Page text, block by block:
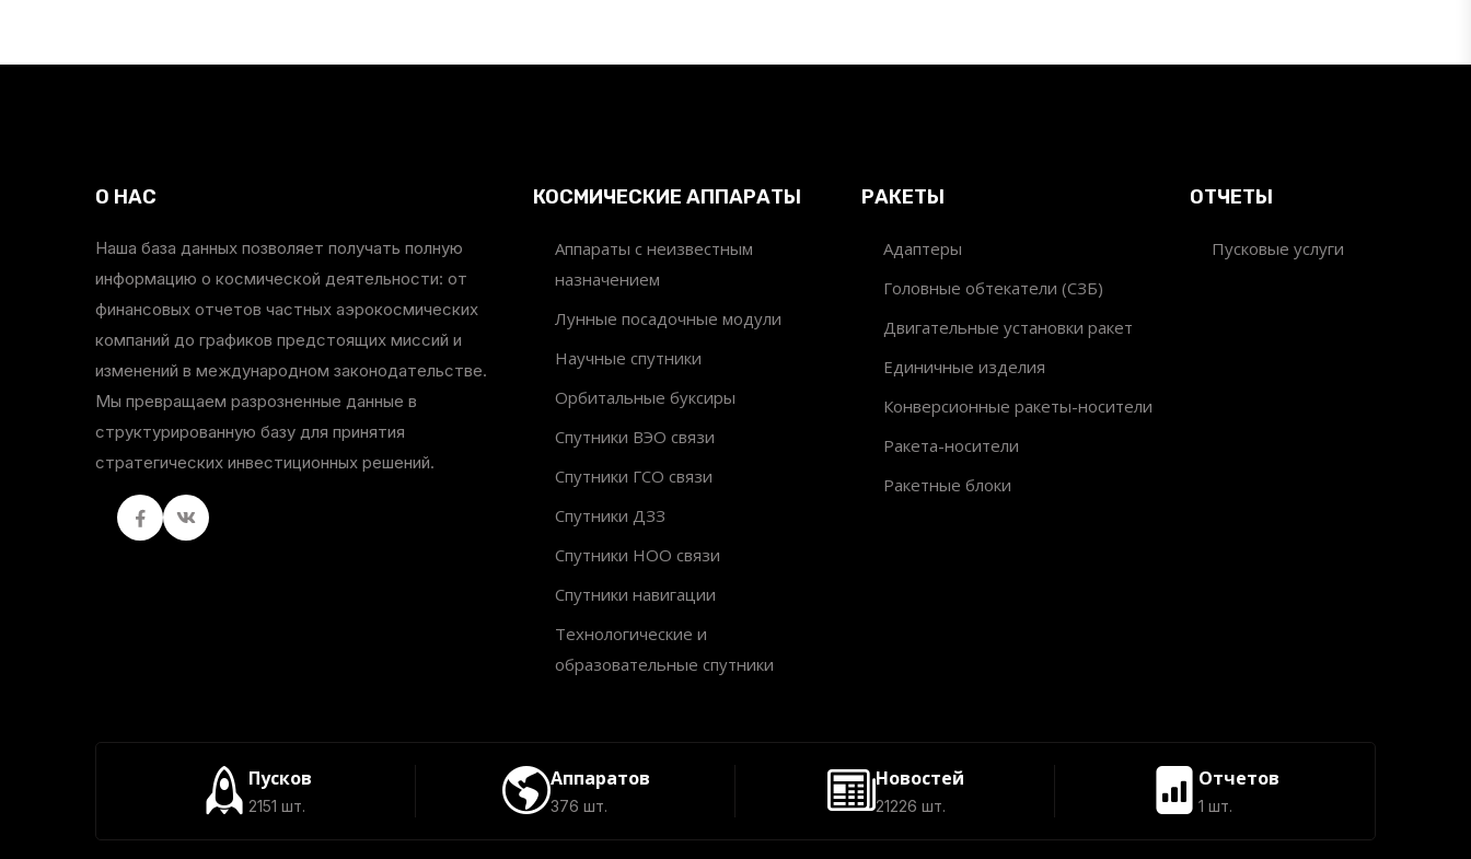
О НАС
Наша база данных позволяет получать полную
информацию о космической деятельности: от
финансовых отчетов частных аэрокосмических
компаний до графиков предстоящих миссий и
изменений в международном законодательстве.
Мы превращаем разрозненные данные в
структурированную базу для принятия
стратегических инвестиционных решений.
FacebookвКонтакте
КОСМИЧЕСКИЕ АППАРАТЫ
Аппараты с неизвестным
назначением
Лунные посадочные модули
Научные спутники
Орбитальные буксиры
Спутники ВЭО связи
Спутники ГСО связи
Спутники ДЗЗ
Спутники НОО связи
Спутники навигации
Технологические и
образовательные спутники
РАКЕТЫ
Адаптеры
Головные обтекатели (СЗБ)
Двигательные установки ракет
Единичные изделия
Конверсионные ракеты-носители
Ракета-носители
Ракетные блоки
ОТЧЕТЫ
Пусковые услуги
Пусков
2151 шт.
Аппаратов
376 шт.
Новостей
21226 шт.
Отчетов
1 шт.